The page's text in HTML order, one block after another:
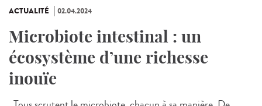
ACTUALITÉ 02.04.2024
Microbiote intestinal : un
écosystème d’une richesse
inouïe